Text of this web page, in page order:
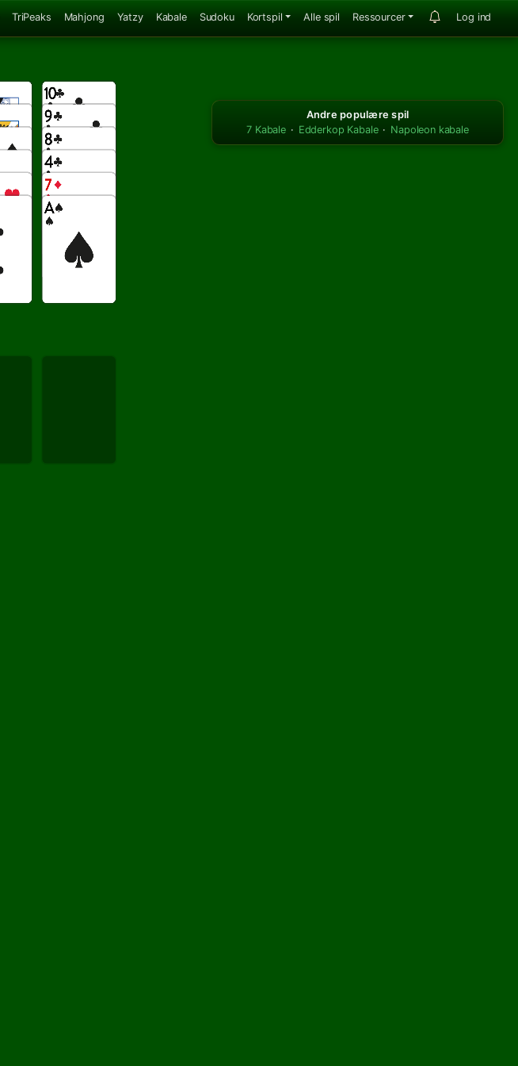
TriPeaks Mahjong Yatzy Kabale Sudoku Kortspil Alle spil Ressourcer Log ind
Andre populære spil
7 Kabale · Edderkop Kabale · Napoleon kabale